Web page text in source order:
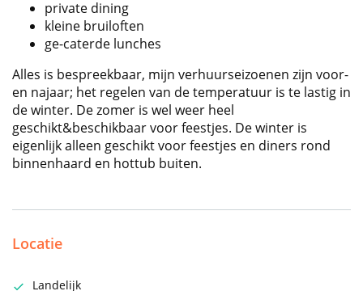
private dining
kleine bruiloften
ge-caterde lunches
Alles is bespreekbaar, mijn verhuurseizoenen zijn voor-
en najaar; het regelen van de temperatuur is te lastig in
de winter. De zomer is wel weer heel
geschikt&beschikbaar voor feestjes. De winter is
eigenlijk alleen geschikt voor feestjes en diners rond
binnenhaard en hottub buiten.
Locatie
Landelijk